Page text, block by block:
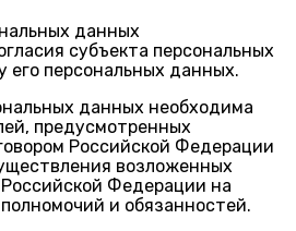
данных
субъекта персональных
его персональных данных.
данных необходима
предусмотренных
Российской Федерации
возложенных
Федерации на
и обязанностей.